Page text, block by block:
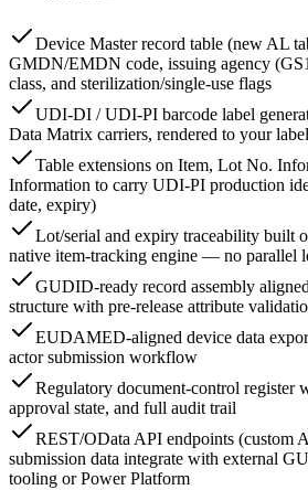
Device Master record table (new AL
GMDN/EMDN code, issuing agency
class, and sterilization/single-use flags
UDI-DI / UDI-PI barcode label
Data Matrix carriers, rendered to your
Table extensions on Item, Lot No.
Information to carry UDI-PI production
date, expiry)
Lot/serial and expiry traceability built
native item-tracking engine — no parallel
GUDID-ready record assembly
structure with pre-release attribute
EUDAMED-aligned device data
actor submission workflow
Regulatory document-control register
approval state, and full audit trail
REST/OData API endpoints (custom
submission data integrate with external
tooling or Power Platform